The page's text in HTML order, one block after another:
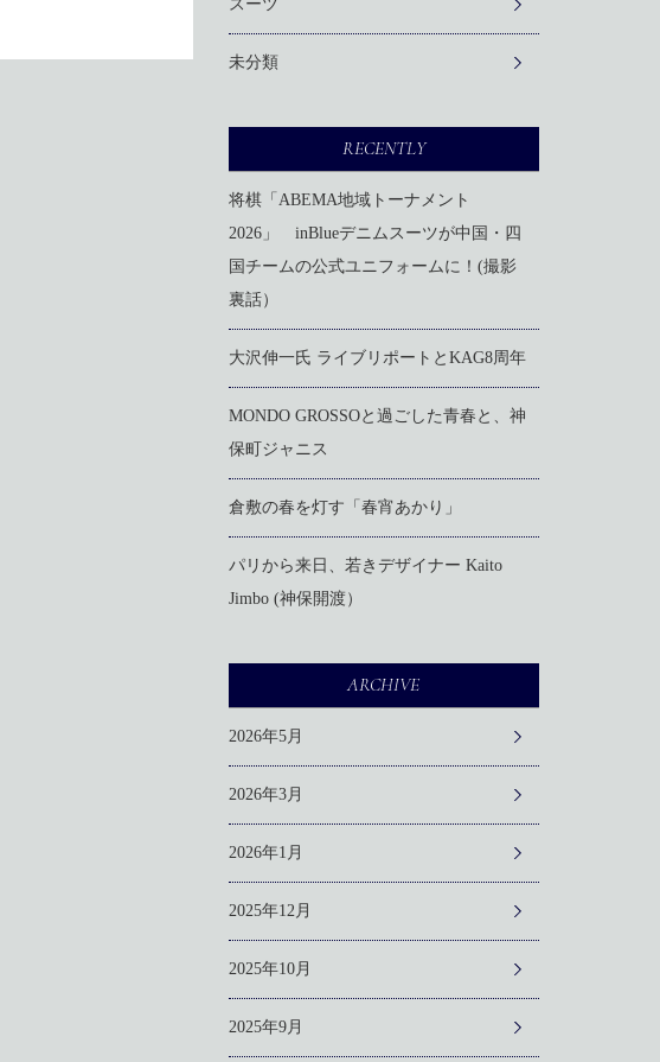
スーツ
未分類
RECENTLY
将棋「ABEMA地域トーナメント
2026」 inBlueデニムスーツが中国・四
国チームの公式ユニフォームに！(撮影
裏話）
大沢伸一氏 ライブリポートとKAG8周年
MONDO GROSSOと過ごした青春と、神
保町ジャニス
倉敷の春を灯す「春宵あかり」
パリから来日、若きデザイナー Kaito
Jimbo (神保開渡）
ARCHIVE
2026年5月
2026年3月
2026年1月
2025年12月
2025年10月
2025年9月